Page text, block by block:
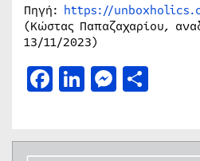
Πηγή: https://
(Κώστας Παπαζαχαρίου,
13/11/2023)
Facebook
LinkedIn